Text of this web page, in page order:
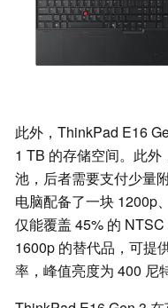
此外，ThinkPad E16
1 TB 的存储空间。此
池，后者需要支付少量
电脑配备了一块 1200p
仅能覆盖 45% 的
1600p 的替代品，可提
率，峰值亮度为 400 尼